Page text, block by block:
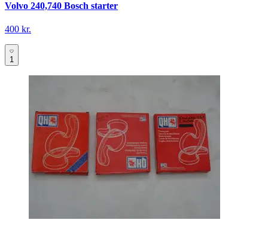
Volvo 240,740 Bosch starter
400 kr.
1